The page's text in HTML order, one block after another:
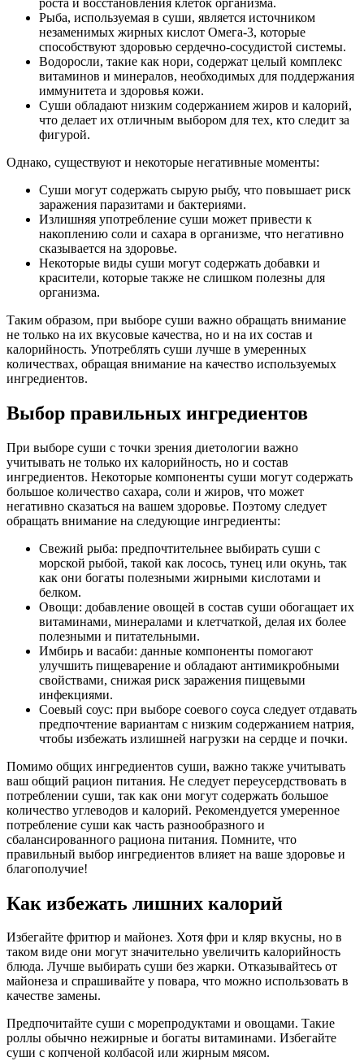
Рыба, используемая в суши, является источником
незаменимых жирных кислот Омега-3, которые
способствуют здоровью сердечно-сосудистой системы.
Водоросли, такие как нори, содержат целый комплекс
витаминов и минералов, необходимых для поддержания
иммунитета и здоровья кожи.
Суши обладают низким содержанием жиров и калорий,
что делает их отличным выбором для тех, кто следит за
фигурой.
Однако, существуют и некоторые негативные моменты:
Суши могут содержать сырую рыбу, что повышает риск
заражения паразитами и бактериями.
Излишняя употребление суши может привести к
накоплению соли и сахара в организме, что негативно
сказывается на здоровье.
Некоторые виды суши могут содержать добавки и
красители, которые также не слишком полезны для
организма.
Таким образом, при выборе суши важно обращать внимание
не только на их вкусовые качества, но и на их состав и
калорийность. Употреблять суши лучше в умеренных
количествах, обращая внимание на качество используемых
ингредиентов.
Выбор правильных ингредиентов
При выборе суши с точки зрения диетологии важно
учитывать не только их калорийность, но и состав
ингредиентов. Некоторые компоненты суши могут содержать
большое количество сахара, соли и жиров, что может
негативно сказаться на вашем здоровье. Поэтому следует
обращать внимание на следующие ингредиенты:
Свежий рыба: предпочтительнее выбирать суши с
морской рыбой, такой как лосось, тунец или окунь, так
как они богаты полезными жирными кислотами и
белком.
Овощи: добавление овощей в состав суши обогащает их
витаминами, минералами и клетчаткой, делая их более
полезными и питательными.
Имбирь и васаби: данные компоненты помогают
улучшить пищеварение и обладают антимикробными
свойствами, снижая риск заражения пищевыми
инфекциями.
Соевый соус: при выборе соевого соуса следует отдавать
предпочтение вариантам с низким содержанием натрия,
чтобы избежать излишней нагрузки на сердце и почки.
Помимо общих ингредиентов суши, важно также учитывать
ваш общий рацион питания. Не следует переусердствовать в
потреблении суши, так как они могут содержать большое
количество углеводов и калорий. Рекомендуется умеренное
потребление суши как часть разнообразного и
сбалансированного рациона питания. Помните, что
правильный выбор ингредиентов влияет на ваше здоровье и
благополучие!
Как избежать лишних калорий
Избегайте фритюр и майонез. Хотя фри и кляр вкусны, но в
таком виде они могут значительно увеличить калорийность
блюда. Лучше выбирать суши без жарки. Отказывайтесь от
майонеза и спрашивайте у повара, что можно использовать в
качестве замены.
Предпочитайте суши с морепродуктами и овощами. Такие
роллы обычно нежирные и богаты витаминами. Избегайте
суши с копченой колбасой или жирным мясом.